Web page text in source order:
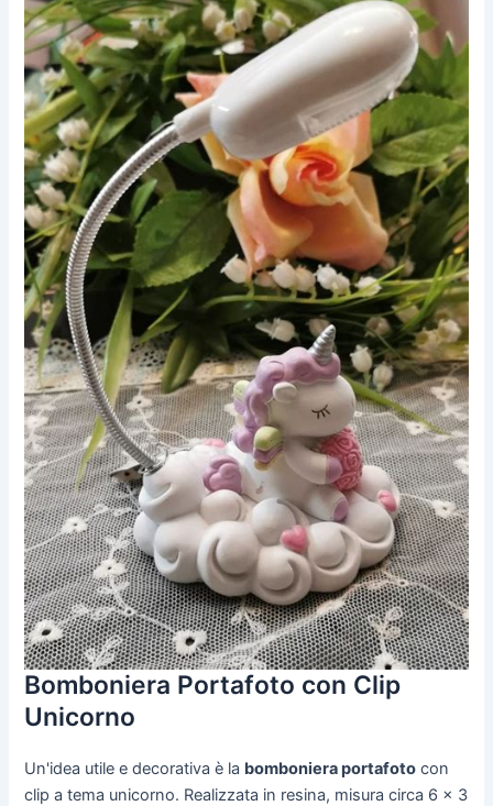
Bomboniera Portafoto con Clip
Unicorno
Un'idea utile e decorativa è la bomboniera portafoto con
clip a tema unicorno. Realizzata in resina, misura circa 6 x 3